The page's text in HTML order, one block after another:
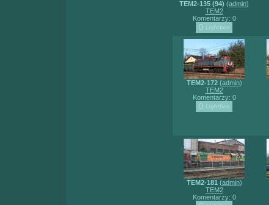
TEM2-135 (94) (admin)
TEM2
Komentarzy: 0
TEM2-172(admin)
TEM2
Komentarzy: 0
TEM2-181 (admin)
TEM2
Komentarzy: 0